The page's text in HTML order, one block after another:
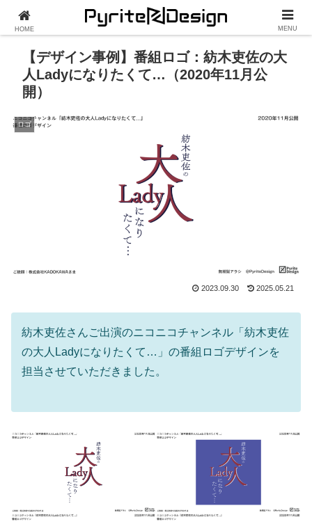
【デザイン事例】番組ロゴ：紡木吏佐の大
人Ladyになりたくて…（2020年11月公
開）
ロゴ
2023.09.30 2025.05.21
紡木吏佐さんご出演のニコニコチャンネル「紡木吏佐
の大人Ladyになりたくて…」の番組ロゴデザインを
担当させていただきました。
HOME MENU